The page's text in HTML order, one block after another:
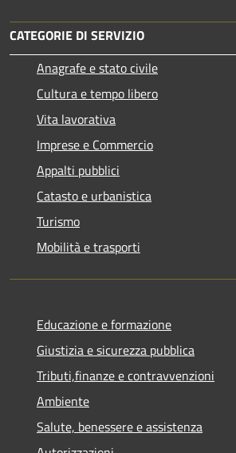
CATEGORIE DI SERVIZIO
Anagrafe e stato civile
Cultura e tempo libero
Vita lavorativa
Imprese e Commercio
Appalti pubblici
Catasto e urbanistica
Turismo
Mobilità e trasporti
Educazione e formazione
Giustizia e sicurezza pubblica
Tributi,finanze e contravvenzioni
Ambiente
Salute, benessere e assistenza